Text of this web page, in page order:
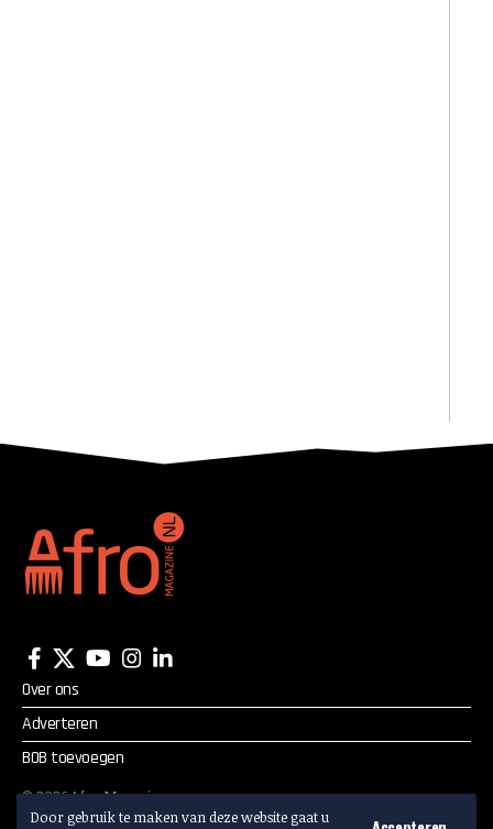
Door gebruik te maken van deze website gaat u
Over ons
Adverteren
BOB toevoegen
©2026Afro Magazine.
Alle rechten voorbehouden.